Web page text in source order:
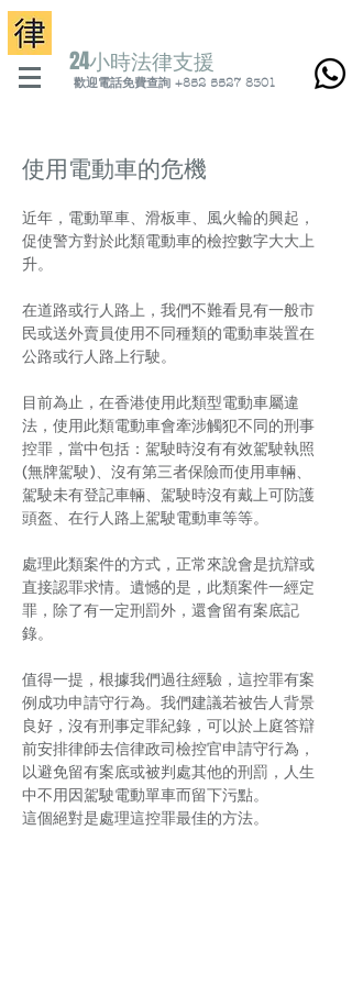
24小時法律支援
歡迎電話免費查詢 +852 5527 8301
使用電動車的危機
近年，電動單車、滑板車、風火輪的興起，
促使警方對於此類電動車的檢控數字大大上
升。
在道路或行人路上，我們不難看見有一般市
民或送外賣員使用不同種類的電動車裝置在
公路或行人路上行駛。
目前為止，在香港使用此類型電動車屬違
法，使用此類電動車會牽涉觸犯不同的刑事
控罪，當中包括：駕駛時沒有有效駕駛執照
(無牌駕駛)、沒有第三者保險而使用車輛、
駕駛未有登記車輛、駕駛時沒有戴上可防護
頭盔、在行人路上駕駛電動車等等。
處理此類案件的方式，正常來說會是抗辯或
直接認罪求情。遺憾的是，此類案件一經定
罪，除了有一定刑罰外，還會留有案底記
錄。
值得一提，根據我們過往經驗，這控罪有案
例成功申請守行為。我們建議若被告人背景
良好，沒有刑事定罪紀錄，可以於上庭答辯
前安排律師去信律政司檢控官申請守行為，
以避免留有案底或被判處其他的刑罰，人生
中不用因駕駛電動單車而留下污點。
這個絕對是處理這控罪最佳的方法。